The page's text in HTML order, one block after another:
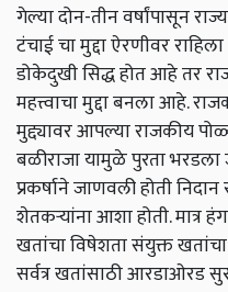
गेल्या दोन-तीन वर्षांपासून
टंचाई चा मुद्दा ऐरणीवर
डोकेदुखी सिद्ध होत आहे तर
महत्त्वाचा मुद्दा बनला आहे.
मुद्द्यावर आपल्या राजकीय
बळीराजा यामुळे पुरता
प्रकर्षाने जाणवली होती
शेतकऱ्यांना आशा होती. मात्र
खतांचा विषेशता संयुक्त
सर्वत्र खतांसाठी आरडाओरड